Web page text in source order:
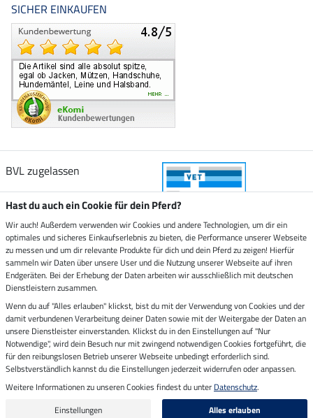
SICHER EINKAUFEN
BVL zugelassen
Zustellung durch
Sicher bezahlen mit
Rechnung Vorkasse
Impressum
Letzte Aktualisierung am 07.08.2026 um 14:39
Alle Preise in Euro inkl. MwSt. zzgl.
Versandkosten
Hast du auch ein Cookie für dein Pferd?
Wir auch! Außerdem verwenden wir Cookies und andere Technologien, um dir ein
optimales und sicheres Einkaufserlebnis zu bieten, die Performance unserer Webseite
zu messen und um dir relevante Produkte für dich und dein Pferd zu zeigen! Hierfür
sammeln wir Daten über unsere User und die Nutzung unserer Webseite auf ihren
Endgeräten. Bei der Erhebung der Daten arbeiten wir ausschließlich mit deutschen
Dienstleistern zusammen.
Wenn du auf "Alles erlauben" klickst, bist du mit der Verwendung von Cookies und der
damit verbundenen Verarbeitung deiner Daten sowie mit der Weitergabe der Daten an
unsere Dienstleister einverstanden. Klickst du in den Einstellungen auf "Nur
Notwendige", wird dein Besuch nur mit zwingend notwendigen Cookies fortgeführt, die
für den reibungslosen Betrieb unserer Webseite unbedingt erforderlich sind.
Selbstverständlich kannst du die Einstellungen jederzeit widerrufen oder anpassen.
Weitere Informationen zu unseren Cookies findest du unter Datenschutz.
Einstellungen
Alles erlauben